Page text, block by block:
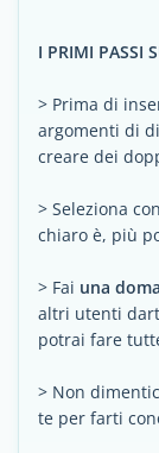
I PRIMI PASSI
> Prima di
argomenti di
creare dei
> Seleziona
chiaro è, più
> Fai una
altri utenti
potrai fare
> Non
te per farti